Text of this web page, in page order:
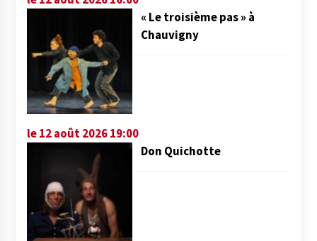
« Le troisième pas » à
Chauvigny
le 12 août 2026 19:00
Don Quichotte